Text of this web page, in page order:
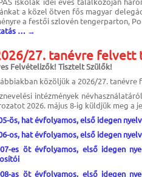
a közel ötven fős magyar
a festői szlovén tengerparton,
… →
27. tanévre felvett
Felvételizők! Tisztelt Szülők!
közöljük a 2026/27.
intézmények
2026. május 8-ig küldjük meg a
ös, hat évfolyamos, első idegen
os, hat évfolyamos, első idegen
es öt évfolyamos, első idegen
as öt évfolyamos, első idegen